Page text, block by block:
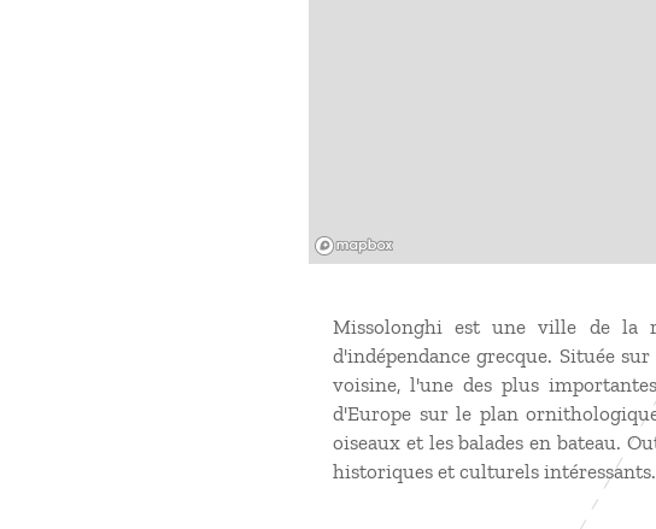
Missolonghi est une ville de la
d'indépendance grecque. Située
voisine, l'une des plus
d'Europe sur le plan
oiseaux et les balades en bateau.
historiques et culturels intéressants.